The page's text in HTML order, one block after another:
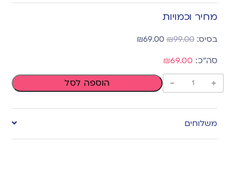
מחיר וכמויות
₪99.00
₪69.00
₪69.00
+
- הוספה לסל
משלוחים